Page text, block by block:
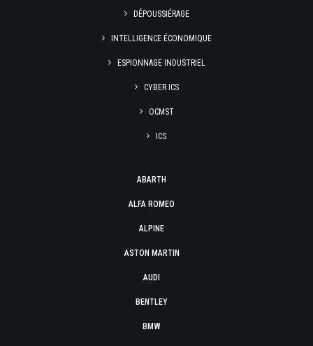
DÉPOUSSIÉRAGE
INTELLIGENCE ÉCONOMIQUE
ESPIONNAGE INDUSTRIEL
CYBER ICS
OCMST
ICS
ABARTH
ALFA ROMEO
ALPINE
ASTON MARTIN
AUDI
BENTLEY
BMW